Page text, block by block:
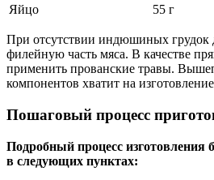
Яйцо
55 г
При отсутствии индюшиных грудок
филейную часть мяса. В качестве
применить прованские травы.
компонентов хватит на
Пошаговый процесс
Подробный процесс изготовления
в следующих пунктах: